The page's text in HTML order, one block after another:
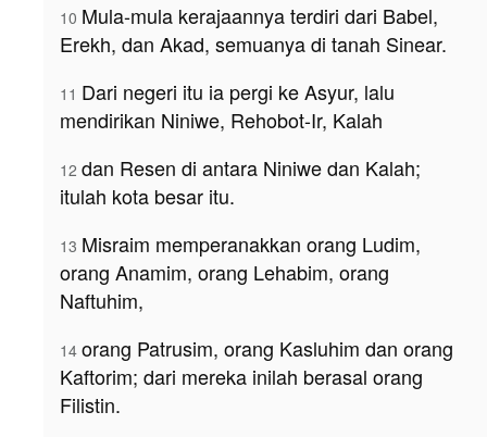
10 Mula-mula kerajaannya terdiri dari Babel,
Erekh, dan Akad, semuanya di tanah Sinear.
11 Dari negeri itu ia pergi ke Asyur, lalu
mendirikan Niniwe, Rehobot-Ir, Kalah
12 dan Resen di antara Niniwe dan Kalah;
itulah kota besar itu.
13 Misraim memperanakkan orang Ludim,
orang Anamim, orang Lehabim, orang
Naftuhim,
14 orang Patrusim, orang Kasluhim dan orang
Kaftorim; dari mereka inilah berasal orang
Filistin.